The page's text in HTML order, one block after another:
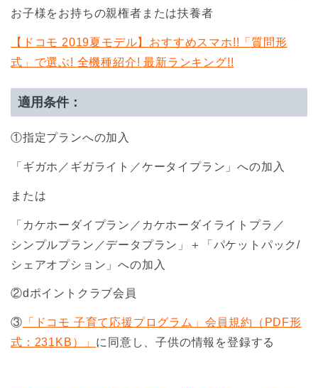
お子様をお持ちの親権者または扶養者
【ドコモ 2019夏モデル】おすすめスマホ!!「質問形
式」で選ぶ! 全機種紹介! 最新ランキング!!
適用条件：
①指定プランへの加入
「ギガホ／ギガライト／ケータイプラン」への加入
または
「カケホーダイプラン／カケホーダイライトプラ／
シンプルプラン／データプラン」＋「パケットパック/
シェアオプション」への加入
②dポイントクラブ会員
③ 「ドコモ 子育て応援プログラム」会員規約（PDF形
式：231KB）」 に同意し、子供の情報を登録する